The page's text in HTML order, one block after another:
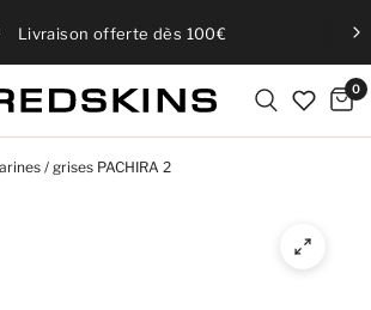
Livraison offerte dès 100€
0
/ grises PACHIRA 2